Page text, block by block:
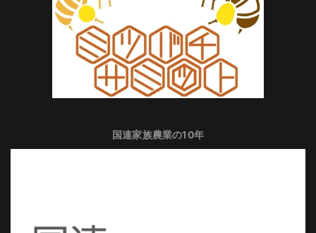
国連家族農業の10年